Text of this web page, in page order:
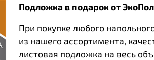
Подложка в подарок от
При покупке любого
из нашего ассортимента,
листовая подложка на весь